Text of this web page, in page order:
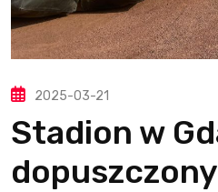
2025-03-21
Stadion w